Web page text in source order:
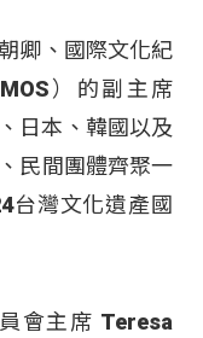
卿、國際文化紀
）的副主席
日本、韓國以及
民間團體齊聚一
台灣文化遺產國
會主席 Teresa